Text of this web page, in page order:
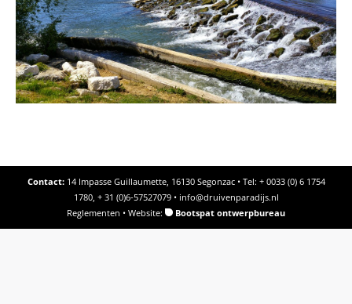
Contact:14 Impasse Guillaumette, 16130 Segonzac • Tel: + 0033 (0) 6 1754
1780, + 31 (0)6-57527079 • info@druivenparadijs.nl
Reglementen • Website: Bootspat ontwerpbureau